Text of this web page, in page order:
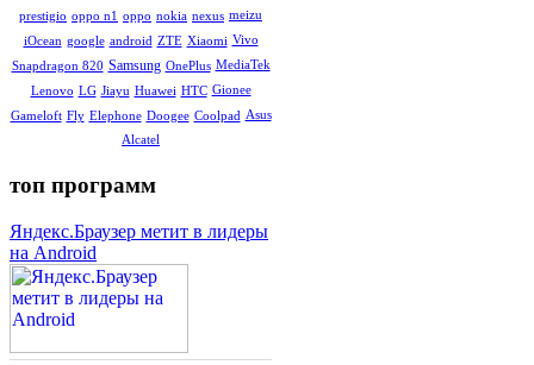
prestigio oppo n1 oppo nokia nexus meizu
iOcean google android ZTE Xiaomi Vivo
Snapdragon 820 Samsung OnePlus MediaTek
Lenovo LG Jiayu Huawei HTC Gionee
Gameloft Fly Elephone Doogee Coolpad Asus
Alcatel
топ программ
Яндекс.Браузер метит в лидеры
на Android